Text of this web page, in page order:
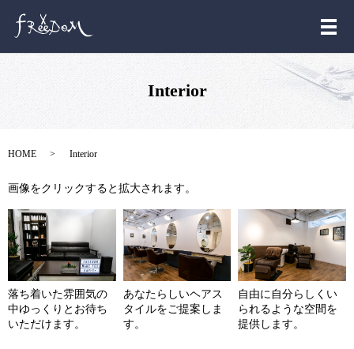
メ
Interior
HOME Interior
画像をクリックすると拡大されます。
落ち着いた雰囲気の
中ゆっくりとお待ち
いただけます。
あなたらしいヘアス
タイルをご提案しま
す。
自由に自分らしくい
られるような空間を
提供します。